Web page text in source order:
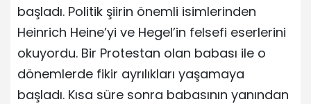
başladı. Politik şiirin önemli isimlerinden
Heinrich Heine’yi ve Hegel’in felsefi eserlerini
okuyordu. Bir Protestan olan babası ile o
dönemlerde fikir ayrılıkları yaşamaya
başladı. Kısa süre sonra babasının yanından